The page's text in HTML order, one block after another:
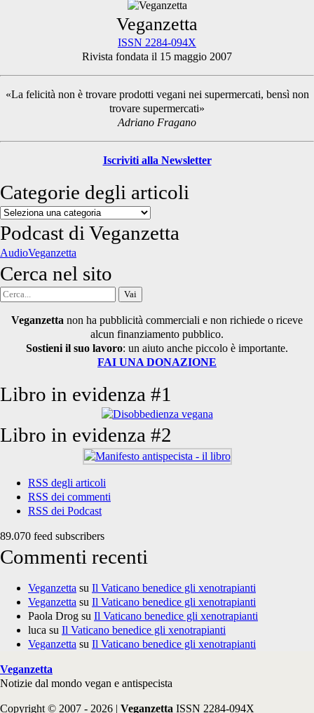
Sidebar
Veganzetta
ISSN 2284-094X
Rivista fondata il 15 maggio 2007
«La felicità non è trovare prodotti vegani nei supermercati, bensì non
trovare supermercati»
Adriano Fragano
Iscriviti alla Newsletter
Categorie degli articoli
Categorie
degli
articoli
Podcast di Veganzetta
AudioVeganzetta
Cerca nel sito
Cerca
Veganzetta non ha pubblicità commerciali e non richiede o riceve
alcun finanziamento pubblico.
Sostieni il suo lavoro: un aiuto anche piccolo è importante.
FAI UNA DONAZIONE
Libro in evidenza #1
Libro in evidenza #2
RSS degli articoli
RSS dei commenti
RSS dei Podcast
89.070 feed subscribers
Commenti recenti
Veganzetta su Il Vaticano benedice gli xenotrapianti
Veganzetta su Il Vaticano benedice gli xenotrapianti
Paola Drog su Il Vaticano benedice gli xenotrapianti
luca su Il Vaticano benedice gli xenotrapianti
Veganzetta su Il Vaticano benedice gli xenotrapianti
Veganzetta
Notizie dal mondo vegan e antispecista
Copyright © 2007 - 2026 | Veganzetta ISSN 2284-094X